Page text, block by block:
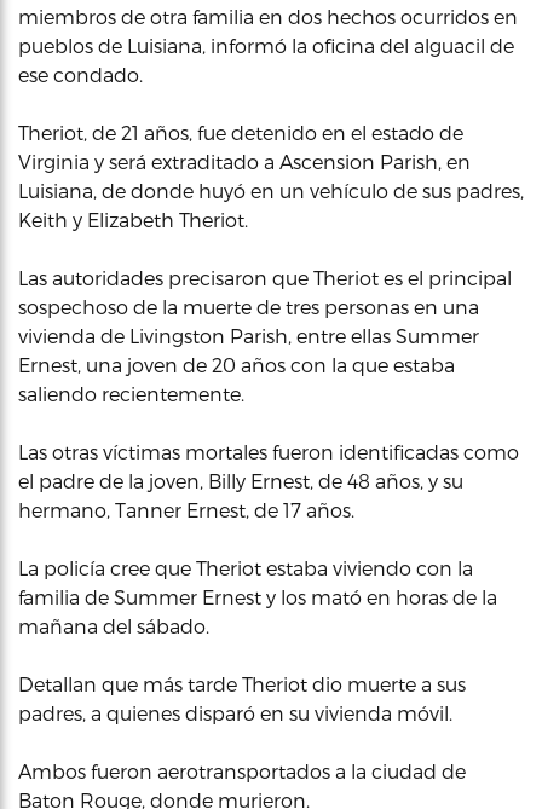
miembros de otra familia en dos hechos ocurridos en
pueblos de Luisiana, informó la oficina del alguacil de
ese condado.
Theriot, de 21 años, fue detenido en el estado de
Virginia y será extraditado a Ascension Parish, en
Luisiana, de donde huyó en un vehículo de sus padres,
Keith y Elizabeth Theriot.
Las autoridades precisaron que Theriot es el principal
sospechoso de la muerte de tres personas en una
vivienda de Livingston Parish, entre ellas Summer
Ernest, una joven de 20 años con la que estaba
saliendo recientemente.
Las otras víctimas mortales fueron identificadas como
el padre de la joven, Billy Ernest, de 48 años, y su
hermano, Tanner Ernest, de 17 años.
La policía cree que Theriot estaba viviendo con la
familia de Summer Ernest y los mató en horas de la
mañana del sábado.
Detallan que más tarde Theriot dio muerte a sus
padres, a quienes disparó en su vivienda móvil.
Ambos fueron aerotransportados a la ciudad de
Baton Rouge, donde murieron.